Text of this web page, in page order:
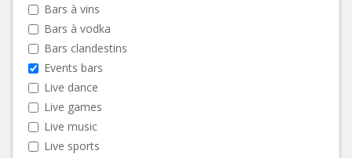
Bars à vins
Bars à vodka
Bars clandestins
Events bars
Live dance
Live games
Live music
Live sports